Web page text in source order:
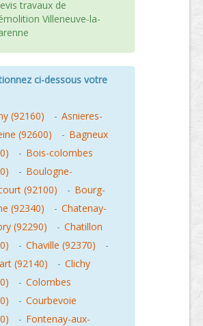
travaux de
Villeneuve-la-
ci-dessous votre
(92160)
- Asnieres-
(92600)
- Bagneux
- Bois-colombes
- Boulogne-
(92100)
- Bourg-
(92340)
- Chatenay-
(92290)
- Chatillon
- Chaville (92370)
-
(92140)
- Clichy
- Colombes
- Courbevoie
- Fontenay-aux-